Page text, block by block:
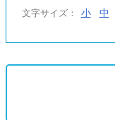
文字サイズ： 小 中